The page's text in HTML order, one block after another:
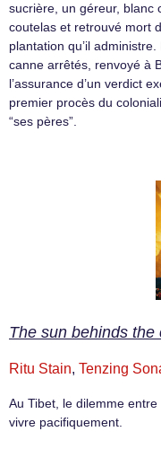
sucrière, un géreur, blanc
coutelas et retrouvé mort
plantation qu’il
canne arrêtés, renvoyé à
l’assurance d’un verdict
premier procès du
“ses pères”.
The sun behinds the
Ritu Stain, Tenzing
Au Tibet, le dilemme
vivre pacifiquement.